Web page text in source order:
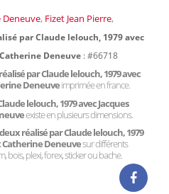
, Fizet Jean Pierre,
par Claude lelouch, 1979 avec
Deneuve : #66718
par Claude lelouch, 1979 avec
Deneuveimprimée en france.
lelouch, 1979 avec Jacques
existe en plusieurs dimensions.
réalisé par Claude lelouch, 1979
Catherine Deneuvesur différents
bois, plexi, forex, sticker ou bache.